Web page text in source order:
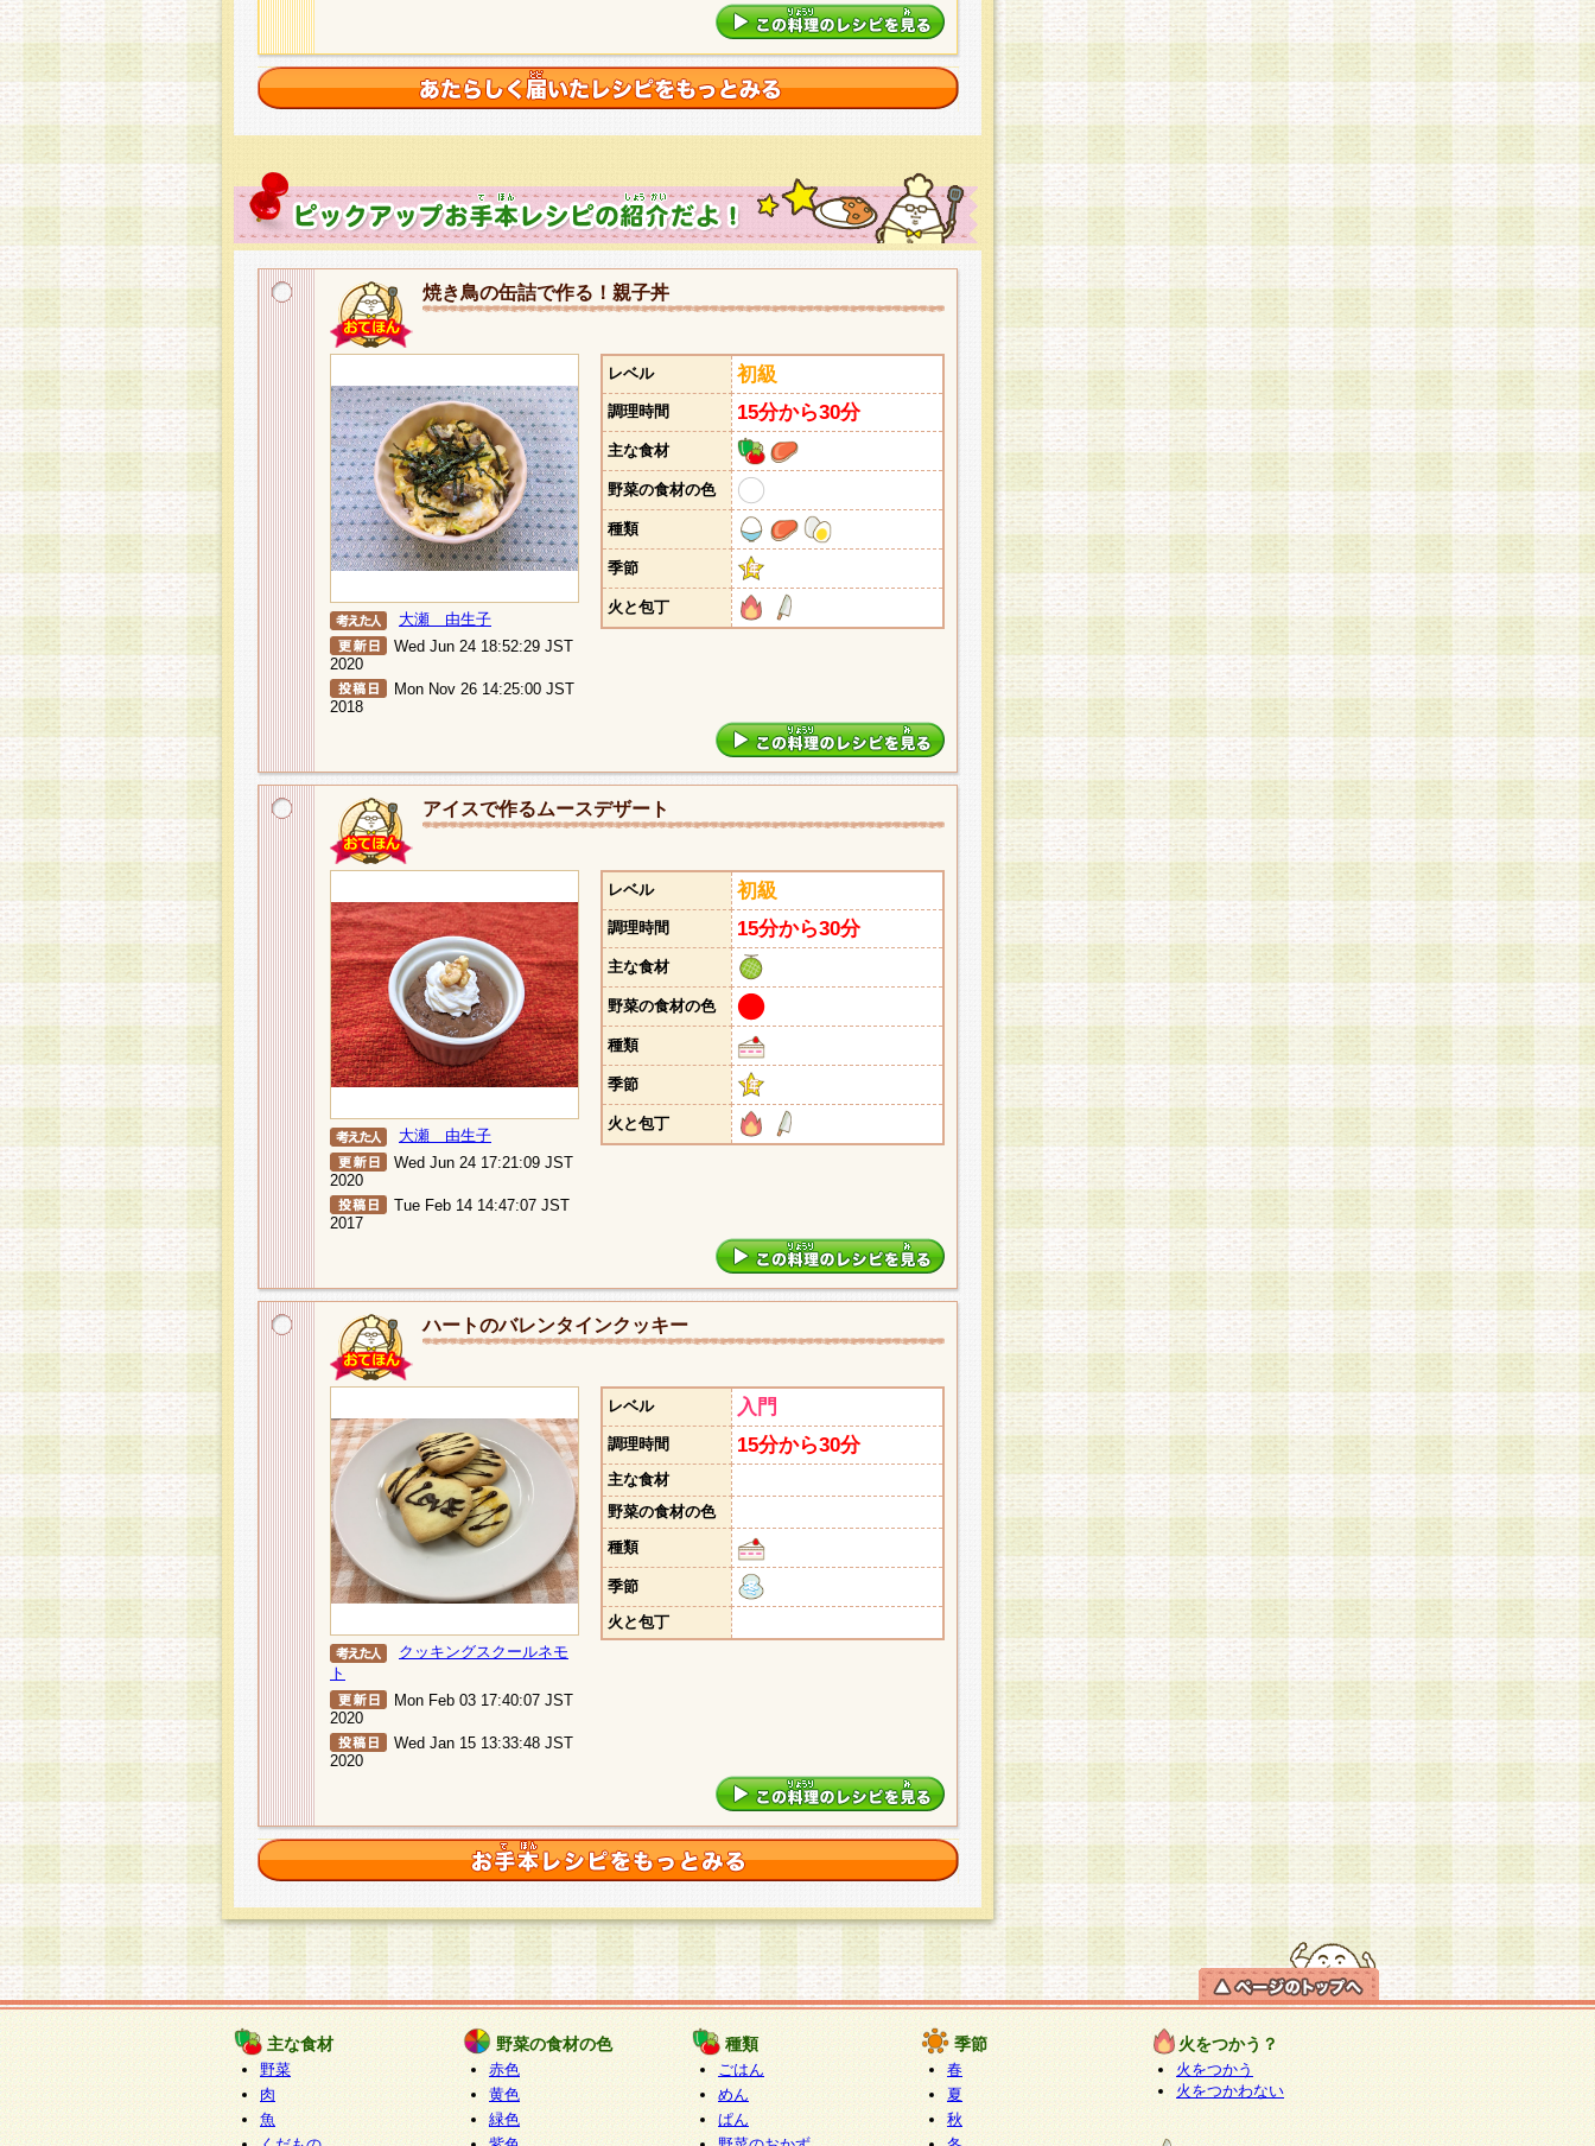
焼き鳥の缶詰で作る！親子丼
大瀬 由生子
Wed Jun 24 18:52:29 JST
2020
Mon Nov 26 14:25:00 JST
2018
レベル 初級
調理時間 15分から30分
主な食材
野菜の食材の色
種類
季節
火と包丁
アイスで作るムースデザート
大瀬 由生子
Wed Jun 24 17:21:09 JST
2020
Tue Feb 14 14:47:07 JST
2017
レベル 初級
調理時間 15分から30分
主な食材
野菜の食材の色
種類
季節
火と包丁
ハートのバレンタインクッキー
クッキングスクールネモ
ト
Mon Feb 03 17:40:07 JST
2020
Wed Jan 15 13:33:48 JST
2020
レベル 入門
調理時間 15分から30分
主な食材
野菜の食材の色
種類
季節
火と包丁
主な食材
野菜
肉
魚
野菜の食材の色
赤色
黄色
緑色
種類
ごはん
めん
ぱん
季節
春
夏
秋
火をつかう？
火をつかう
火をつかわない